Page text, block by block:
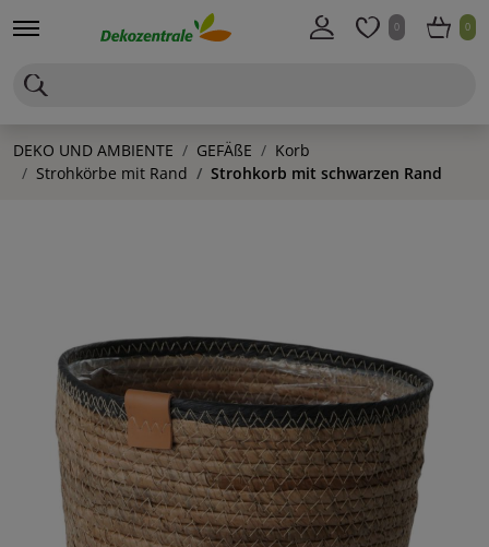
0 0
DEKO UND AMBIENTE GEFÄßE
Korb
Strohkörbe mit Rand
Strohkorb mit schwarzen Rand